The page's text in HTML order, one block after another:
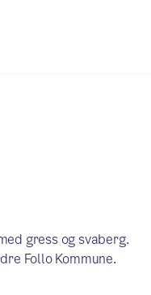
gress og svaberg.
Follo Kommune.